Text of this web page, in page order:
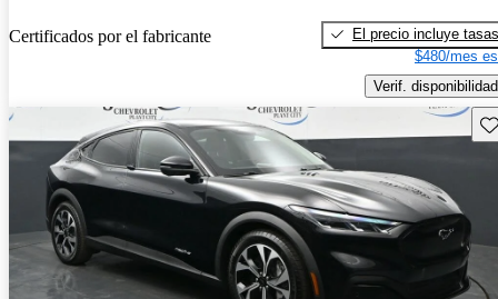
Certificados por el fabricante
El precio incluye tasas
$480/mes
Verif. disponibilidad